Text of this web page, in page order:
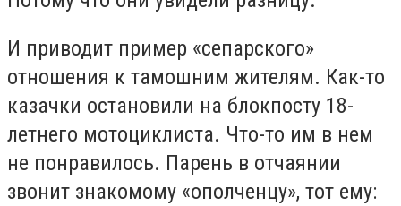
И приводит пример «сепарского»
отношения к тамошним жителям. Как-то
казачки остановили на блокпосту 18-
летнего мотоциклиста. Что-то им в нем
не понравилось. Парень в отчаянии
звонит знакомому «ополченцу», тот ему: